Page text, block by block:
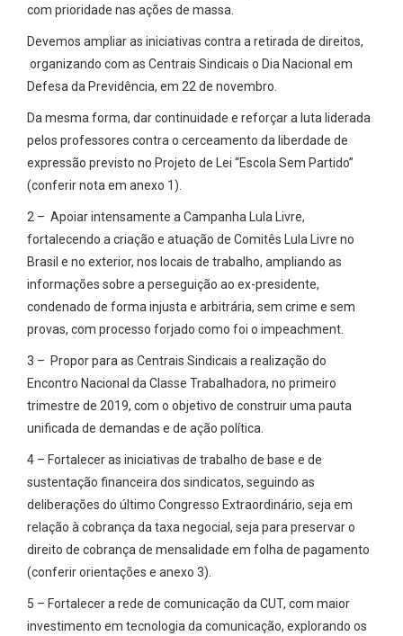
com prioridade nas ações de massa.
Devemos ampliar as iniciativas contra a retirada de direitos,
organizando com as Centrais Sindicais o Dia Nacional em
Defesa da Previdência, em 22 de novembro.
Da mesma forma, dar continuidade e reforçar a luta liderada
pelos professores contra o cerceamento da liberdade de
expressão previsto no Projeto de Lei “Escola Sem Partido”
(conferir nota em anexo 1).
2 – Apoiar intensamente a Campanha Lula Livre,
fortalecendo a criação e atuação de Comitês Lula Livre no
Brasil e no exterior, nos locais de trabalho, ampliando as
informações sobre a perseguição ao ex-presidente,
condenado de forma injusta e arbitrária, sem crime e sem
provas, com processo forjado como foi o impeachment.
3 – Propor para as Centrais Sindicais a realização do
Encontro Nacional da Classe Trabalhadora, no primeiro
trimestre de 2019, com o objetivo de construir uma pauta
unificada de demandas e de ação política.
4 – Fortalecer as iniciativas de trabalho de base e de
sustentação financeira dos sindicatos, seguindo as
deliberações do último Congresso Extraordinário, seja em
relação à cobrança da taxa negocial, seja para preservar o
direito de cobrança de mensalidade em folha de pagamento
(conferir orientações e anexo 3).
5 – Fortalecer a rede de comunicação da CUT, com maior
investimento em tecnologia da comunicação, explorando os